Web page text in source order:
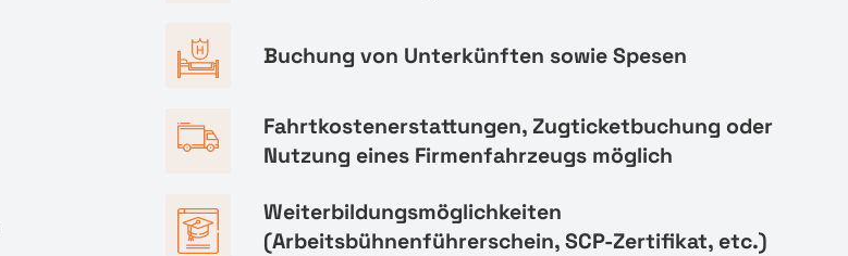
Buchung von Unterkünften sowie Spesen
Fahrtkostenerstattungen, Zugticketbuchung oder
Nutzung eines Firmenfahrzeugs möglich
Weiterbildungsmöglichkeiten
(Arbeitsbühnenführerschein, SCP-Zertifikat, etc.)